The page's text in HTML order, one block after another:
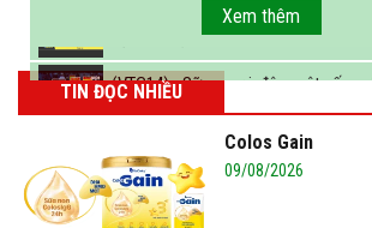
FBNC - Ngành sữa hướng tới mục tiêu
sữa vào năm 2025
(VTC14) - Sữa ngoại, động vật sống
miễn thuế nhập khẩu
Xem thêm
TIN ĐỌC NHIỀU
Colos Gain
09/08/2026